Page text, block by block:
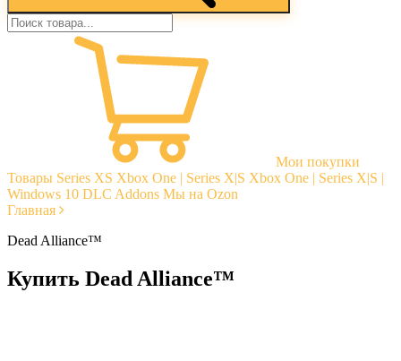
Мои покупки
Товары Series XS Xbox One | Series X|S Xbox One | Series X|S |
Windows 10 DLC Addons Мы на Ozon
Главная
Dead Alliance™
Купить Dead Alliance™